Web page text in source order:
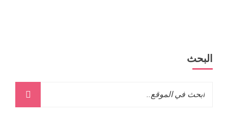
البحث